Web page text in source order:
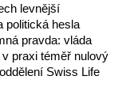
levnější
politická hesla
pravda: vláda
praxi téměř nulový
Swiss Life